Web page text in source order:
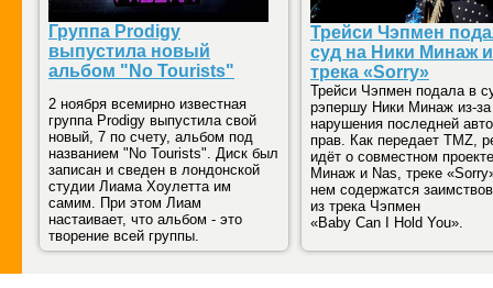
Группа Prodigy
выпустила новый
альбом "No Tourists"
2 ноября всемирно известная
группа Prodigy выпустила свой
новый, 7 по счету, альбом под
названием "No Tourists". Диск был
записан и сведен в лондонской
студии Лиама Хоулетта им
самим. При этом Лиам
настаивает, что альбом - это
творение всей группы.
Трейси Чэпмен
суд на Ники Минаж
трека «Sorry»
Трейси Чэпмен подала в
рэпершу Ники Минаж из-за
нарушения последней
прав. Как передает TMZ,
идёт о совместном
Минаж и Nas, треке
нем содержатся
из трека Чэпмен
«Baby Can I Hold You».